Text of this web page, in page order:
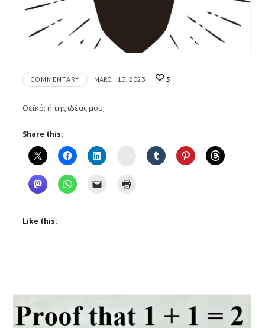
COMMENTARY MARCH 13, 2023 5
Θεϊκό; ή της ιδέας μου;
Share this:
Instagram
Like this: